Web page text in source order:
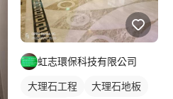
虹志環保科技有限公司
大理石工程
大理石地板